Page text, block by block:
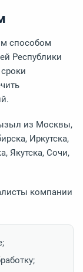
способом
Республики
из Москвы,
Иркутска,
Якутска, Сочи,
компании